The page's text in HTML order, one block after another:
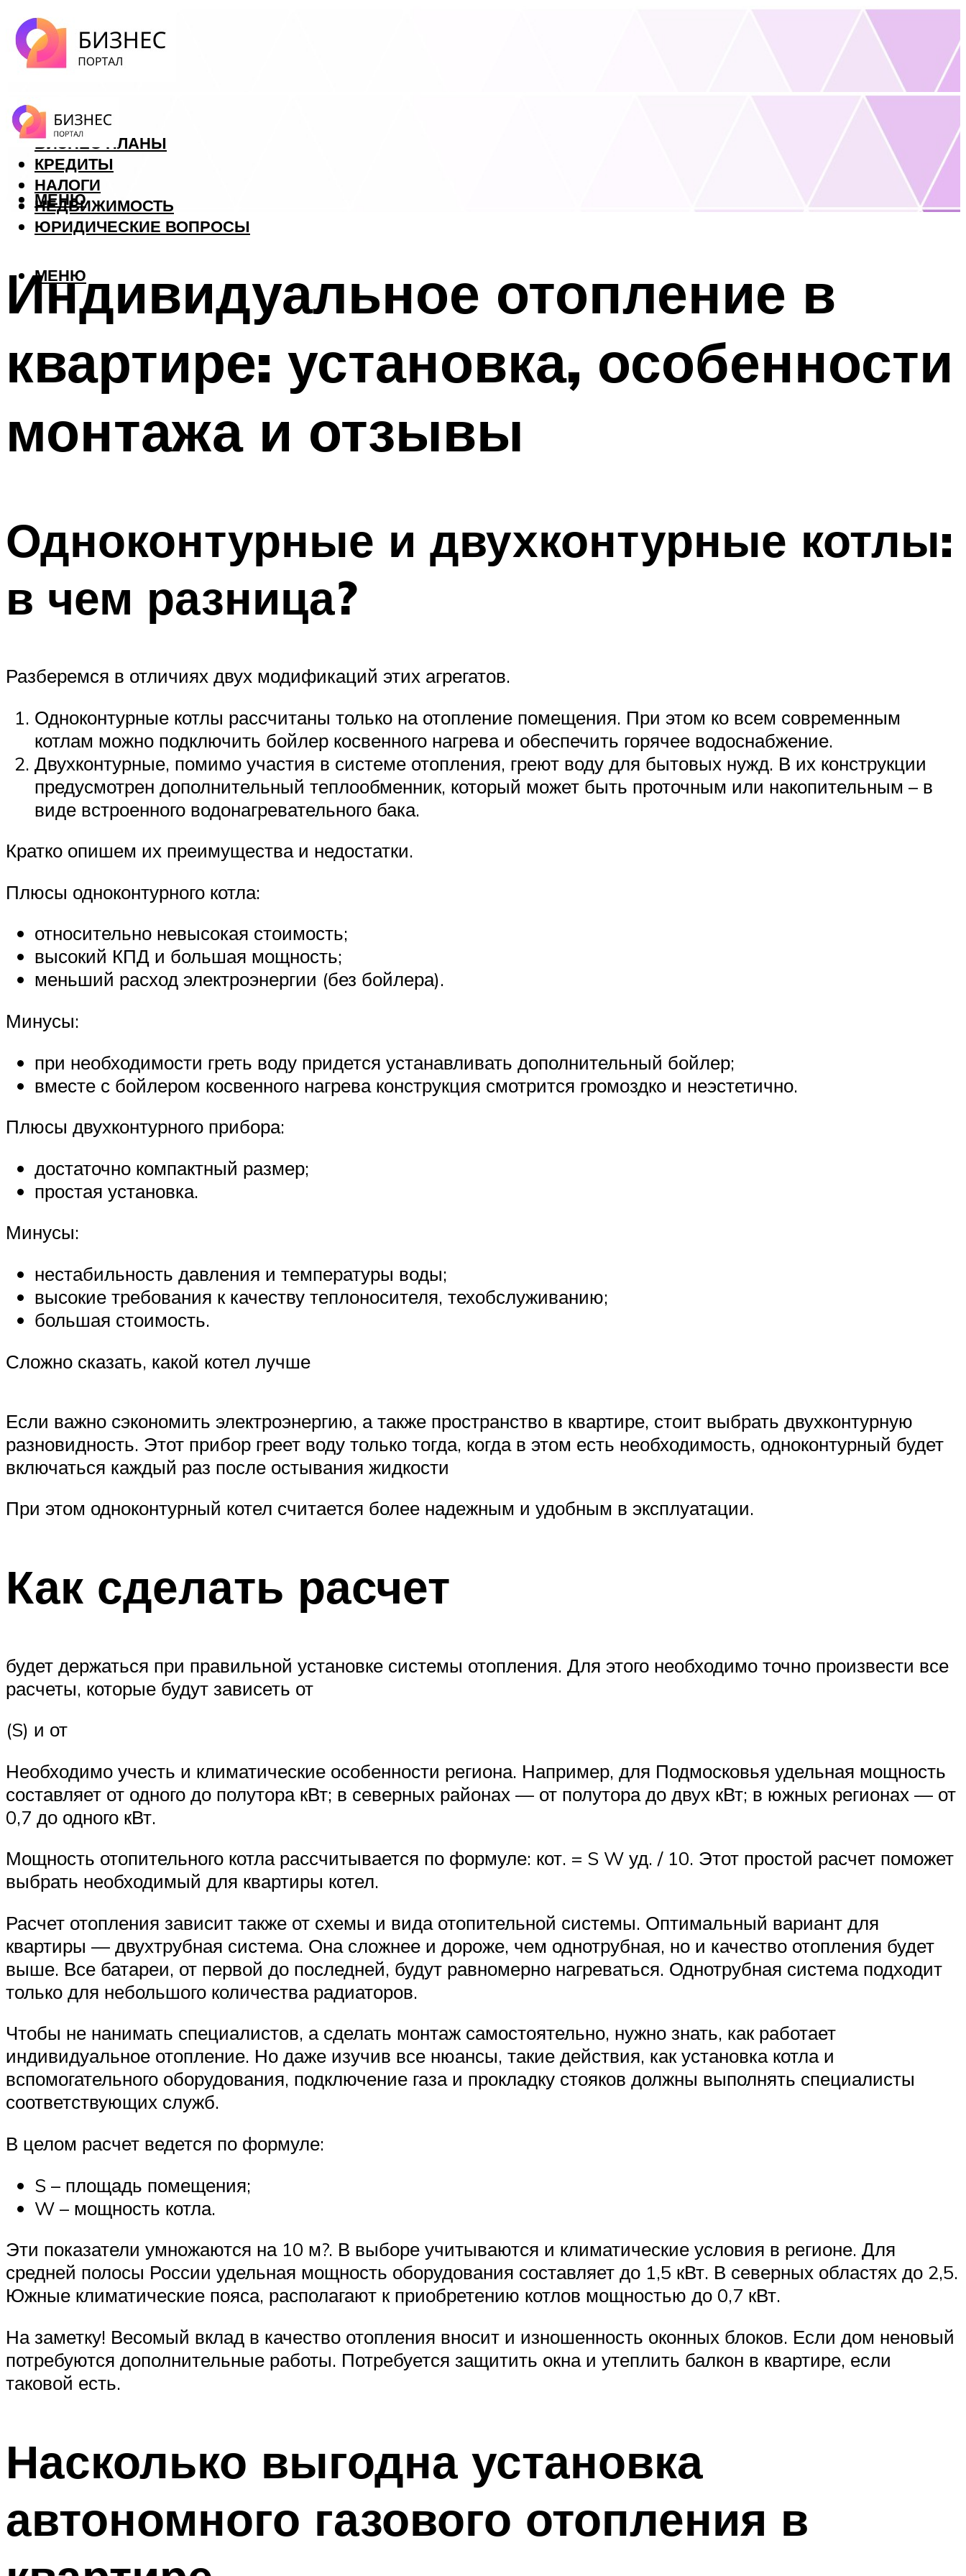
ФОРЕКС
БИЗНЕС ПЛАНЫ
КРЕДИТЫ
НАЛОГИ
НЕДВИЖИМОСТЬ
ЮРИДИЧЕСКИЕ ВОПРОСЫ
МЕНЮ
МЕНЮ
Индивидуальное отопление в
квартире: установка, особенности
монтажа и отзывы
Одноконтурные и двухконтурные котлы:
в чем разница?
Разберемся в отличиях двух модификаций этих агрегатов.
Одноконтурные котлы рассчитаны только на отопление помещения. При этом ко всем современным
котлам можно подключить бойлер косвенного нагрева и обеспечить горячее водоснабжение.
Двухконтурные, помимо участия в системе отопления, греют воду для бытовых нужд. В их конструкции
предусмотрен дополнительный теплообменник, который может быть проточным или накопительным – в
виде встроенного водонагревательного бака.
Кратко опишем их преимущества и недостатки.
Плюсы одноконтурного котла:
относительно невысокая стоимость;
высокий КПД и большая мощность;
меньший расход электроэнергии (без бойлера).
Минусы:
при необходимости греть воду придется устанавливать дополнительный бойлер;
вместе с бойлером косвенного нагрева конструкция смотрится громоздко и неэстетично.
Плюсы двухконтурного прибора:
достаточно компактный размер;
простая установка.
Минусы:
нестабильность давления и температуры воды;
высокие требования к качеству теплоносителя, техобслуживанию;
большая стоимость.
Сложно сказать, какой котел лучше
Если важно сэкономить электроэнергию, а также пространство в квартире, стоит выбрать двухконтурную
разновидность. Этот прибор греет воду только тогда, когда в этом есть необходимость, одноконтурный будет
включаться каждый раз после остывания жидкости
При этом одноконтурный котел считается более надежным и удобным в эксплуатации.
Как сделать расчет
будет держаться при правильной установке системы отопления. Для этого необходимо точно произвести все
расчеты, которые будут зависеть от
(S) и от
Необходимо учесть и климатические особенности региона. Например, для Подмосковья удельная мощность
составляет от одного до полутора кВт; в северных районах — от полутора до двух кВт; в южных регионах — от
0,7 до одного кВт.
Мощность отопительного котла рассчитывается по формуле: кот. = S W уд. / 10. Этот простой расчет поможет
выбрать необходимый для квартиры котел.
Расчет отопления зависит также от схемы и вида отопительной системы. Оптимальный вариант для
квартиры — двухтрубная система. Она сложнее и дороже, чем однотрубная, но и качество отопления будет
выше. Все батареи, от первой до последней, будут равномерно нагреваться. Однотрубная система подходит
только для небольшого количества радиаторов.
Чтобы не нанимать специалистов, а сделать монтаж самостоятельно, нужно знать, как работает
индивидуальное отопление. Но даже изучив все нюансы, такие действия, как установка котла и
вспомогательного оборудования, подключение газа и прокладку стояков должны выполнять специалисты
соответствующих служб.
В целом расчет ведется по формуле:
S – площадь помещения;
W – мощность котла.
Эти показатели умножаются на 10 м?. В выборе учитываются и климатические условия в регионе. Для
средней полосы России удельная мощность оборудования составляет до 1,5 кВт. В северных областях до 2,5.
Южные климатические пояса, располагают к приобретению котлов мощностью до 0,7 кВт.
На заметку! Весомый вклад в качество отопления вносит и изношенность оконных блоков. Если дом неновый
потребуются дополнительные работы. Потребуется защитить окна и утеплить балкон в квартире, если
таковой есть.
Насколько выгодна установка
автономного газового отопления в